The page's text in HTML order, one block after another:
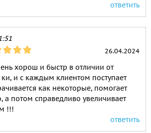
ответить
26.04.2024
хорош и быстр в отличии от
и с каждым клиентом поступает
как некоторые, помогает
а потом справедливо увеличивает
!!!
ответить